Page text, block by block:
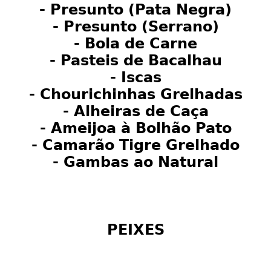
- Presunto (Pata Negra)
- Presunto (Serrano)
- Bola de Carne
- Pasteis de Bacalhau
- Iscas
- Chourichinhas Grelhadas
- Alheiras de Caça
- Ameijoa à Bolhão Pato
- Camarão Tigre Grelhado
- Gambas ao Natural
PEIXES